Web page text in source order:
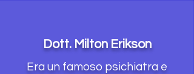
Dott. Milton Erikson
Era un famoso psichiatra e